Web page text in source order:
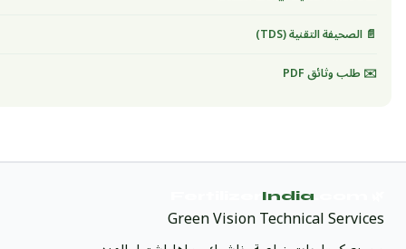
📄 الصحيفة التقنية (TDS)
✉️ طلب وثائق PDF
India
Green Vision Technical Services